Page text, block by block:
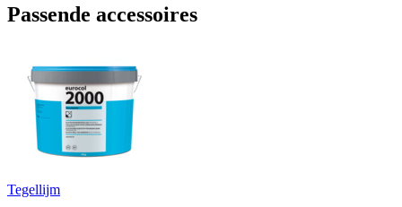
Passende accessoires
Tegellijm